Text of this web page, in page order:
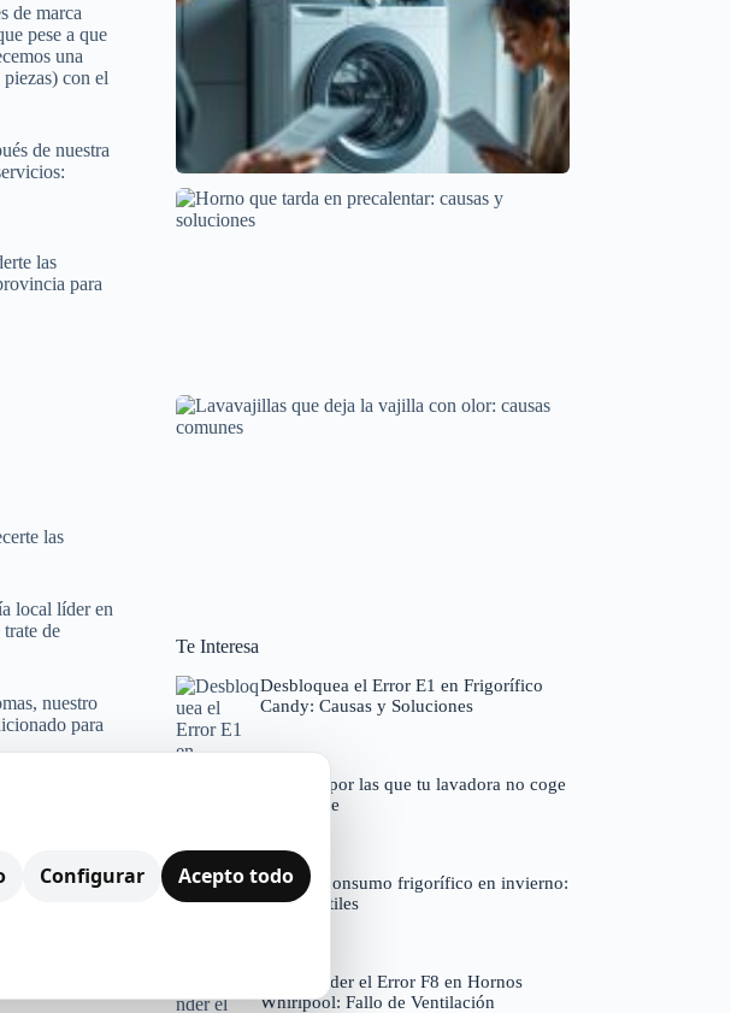
de marca
pese a que
una
con el
de nuestra
las
para
las
local líder en
de
nuestro
para
problema?
Averías frecuentes en electrodomésticos
Causas Comunes de Ciclos Largos en Secadoras
Averías frecuentes en electrodomésticos
Horno que tarda en precalentar: causas y
soluciones
Códigos de error por marcas
Te Interesa
Desbloquea el Error E1 en Frigorífico
Candy: Causas y Soluciones
Razones por las que tu lavadora no coge
suavizante
Reducir consumo frigorífico en invierno:
hábitos útiles
Comprender el Error F8 en Hornos
Whirlpool: Fallo de Ventilación
Configurar Acepto todo